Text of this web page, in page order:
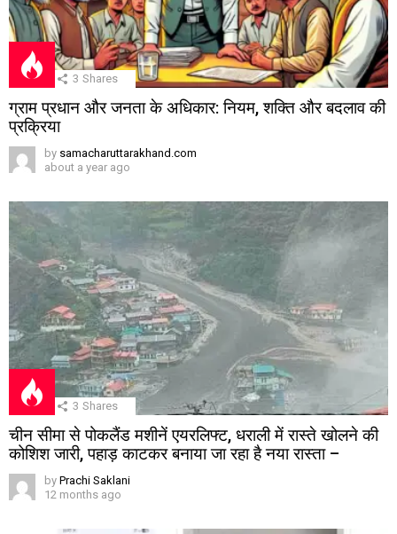
3 Shares
ग्राम प्रधान और जनता के अधिकार: नियम, शक्ति और बदलाव की
प्रक्रिया
by samacharuttarakhand.com
about a year ago
3 Shares
चीन सीमा से पोकलैंड मशीनें एयरलिफ्ट, धराली में रास्ते खोलने की
कोशिश जारी, पहाड़ काटकर बनाया जा रहा है नया रास्ता –
by Prachi Saklani
12 months ago